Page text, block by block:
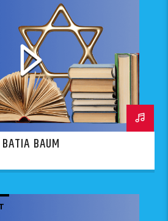
BATIA BAUM